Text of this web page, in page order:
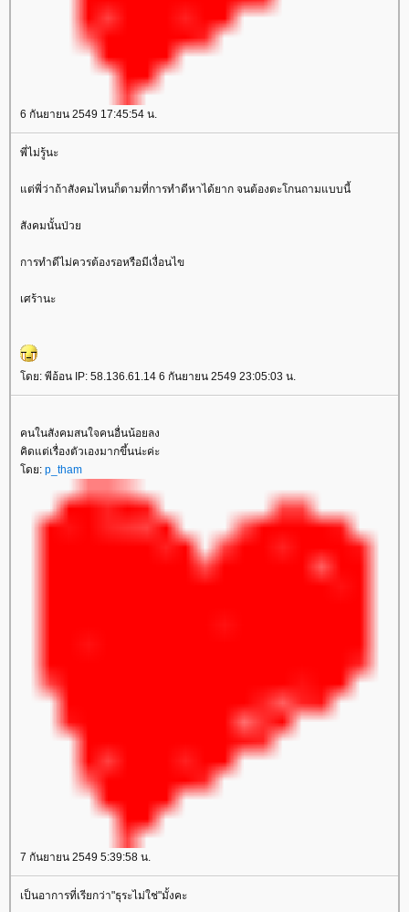
6 กันยายน 2549 17:45:54 น.
พี่ไม่รู้นะ
ต่พี่ว่าถ้าสังคมไหนก็ตามที่การทำดีหาได้ยาก จนต้องตะโกนถามแบบนี้
สังคมนั้นป่ว
การทำดีไม่ควรต้องรอหรือมีเงื่อนไข
เศร้านะ
ดย: พีอ้อน IP: 58.136.61.14 6 กันยายน 2549 23:05:03 น.
คนในสังคมสนใจคนอื่นน้อยลง
คิดแต่เรื่องตัวเองมากขึ้นน่ะค่ะ
ดย: p_tham
7 กันยายน 2549 5:39:58 น.
เป็นอาการที่เรียกว่า"ธุระไม่ใช่"มั้งคะ